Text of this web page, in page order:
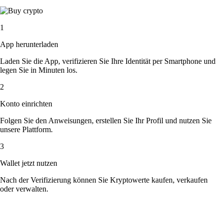
1
App herunterladen
Laden Sie die App, verifizieren Sie Ihre Identität per Smartphone und
legen Sie in Minuten los.
2
Konto einrichten
Folgen Sie den Anweisungen, erstellen Sie Ihr Profil und nutzen Sie
unsere Plattform.
3
Wallet jetzt nutzen
Nach der Verifizierung können Sie Kryptowerte kaufen, verkaufen
oder verwalten.